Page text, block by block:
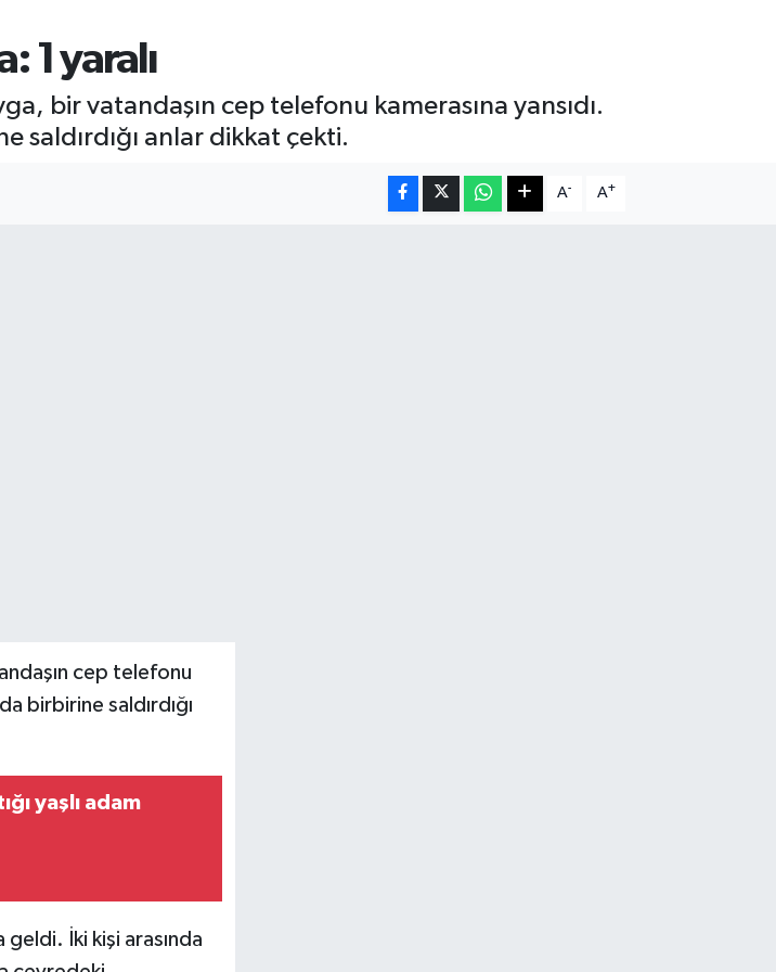
1 yaralı
bir vatandaşın cep telefonu kamerasına yansıdı.
saldırdığı anlar dikkat çekti.
A- A+
cep telefonu
birbirine saldırdığı
yaşlı adam
İki kişi arasında